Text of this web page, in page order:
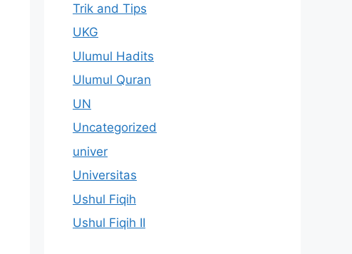
Trik and Tips
UKG
Ulumul Hadits
Ulumul Quran
UN
Uncategorized
univer
Universitas
Ushul Fiqih
Ushul Fiqih II